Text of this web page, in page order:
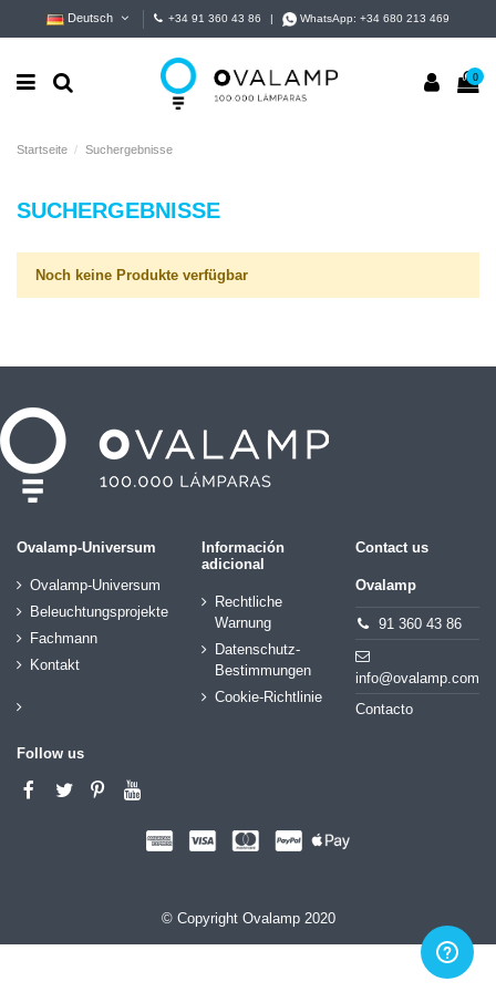
Deutsch +34 91 360 43 86 WhatsApp:+34 680 213 469
0
Startseite Suchergebnisse
SUCHERGEBNISSE
Noch keine Produkte verfügbar
Ovalamp-Universum
Ovalamp-Universum
Beleuchtungsprojekte
Fachmann
Kontakt
Información
adicional
Rechtliche
Warnung
Datenschutz-
Bestimmungen
Cookie-Richtlinie
Contact us
Ovalamp
91 360 43 86
info@ovalamp.com
Contacto
Follow us
© Copyright Ovalamp 2020